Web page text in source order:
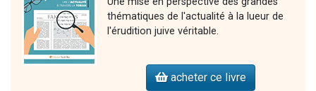
thématiques de l'actualité à la lueur de
l'érudition juive véritable.
acheter ce livre